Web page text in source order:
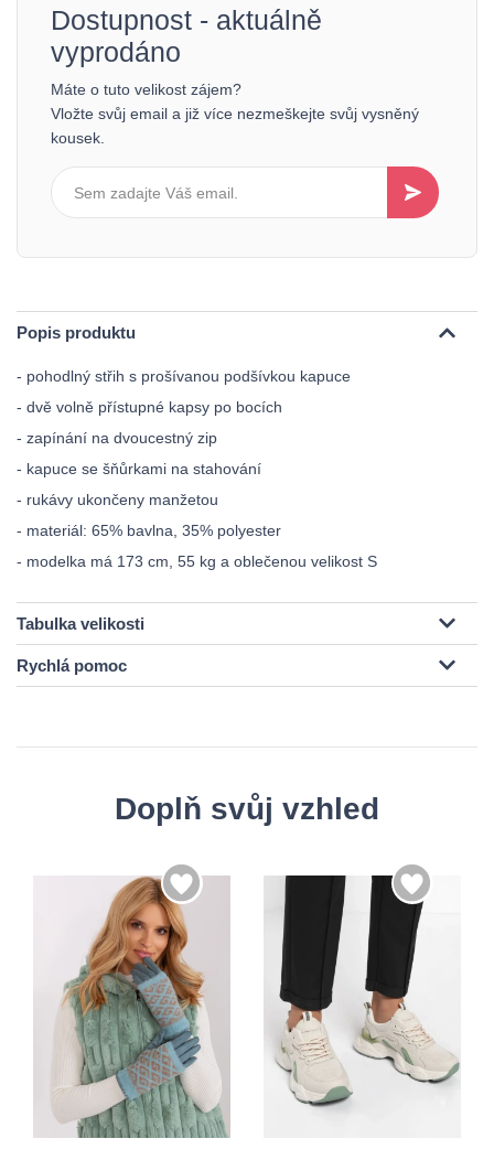
Dostupnost - aktuálně
vyprodáno
Máte o tuto velikost zájem?
Vložte svůj email a již více nezmeškejte svůj vysněný
kousek.
Popis produktu
- pohodlný střih s prošívanou podšívkou kapuce
- dvě volně přístupné kapsy po bocích
- zapínání na dvoucestný zip
- kapuce se šňůrkami na stahování
- rukávy ukončeny manžetou
- materiál: 65% bavlna, 35% polyester
- modelka má 173 cm, 55 kg a oblečenou velikost S
Tabulka velikosti
Rychlá pomoc
Doplň svůj vzhled
S/M
L/XL
36 37
38